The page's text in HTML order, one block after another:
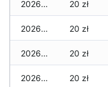
2026-08-07 20 zł
2026-08-06 20 zł
2026-08-05 20 zł
2026-08-04 20 zł